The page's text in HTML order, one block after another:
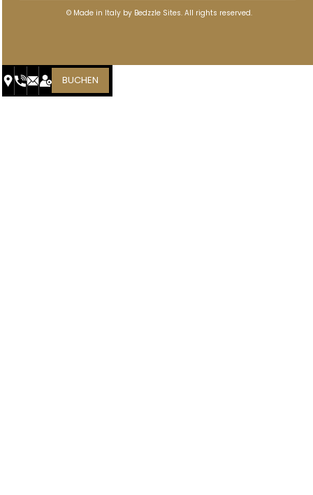
© Made in Italy by Bedzzle Sites. All rights reserved.
BUCHEN